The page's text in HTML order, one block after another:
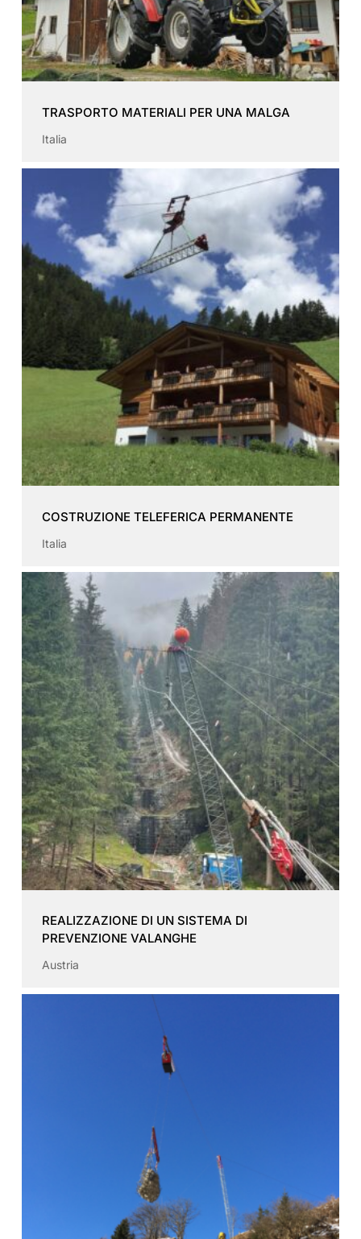
TRASPORTO MATERIALI PER UNA MALGA
Italia
COSTRUZIONE TELEFERICA PERMANENTE
Italia
REALIZZAZIONE DI UN SISTEMA DI
PREVENZIONE VALANGHE
Austria